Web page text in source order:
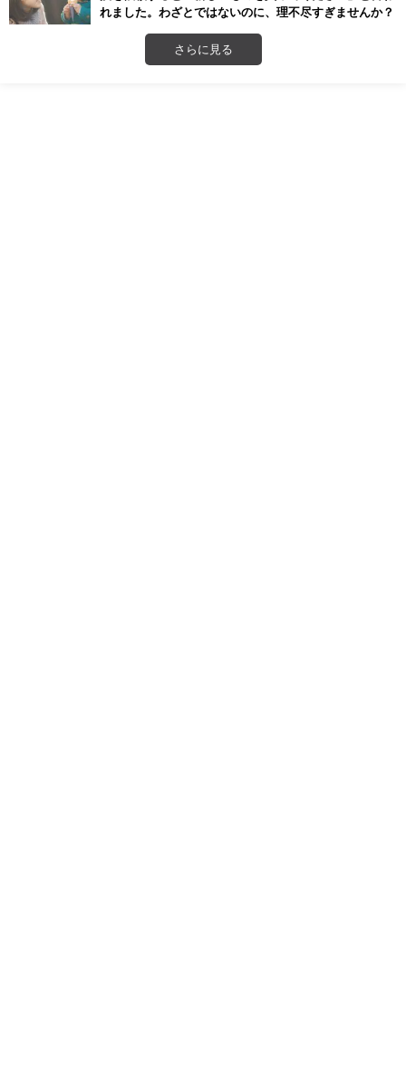
れました。わざとではないのに、理不尽すぎませんか？
さらに見る